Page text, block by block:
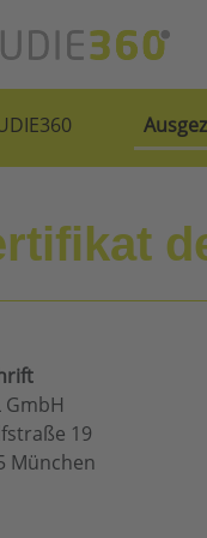
GmbH
19
München